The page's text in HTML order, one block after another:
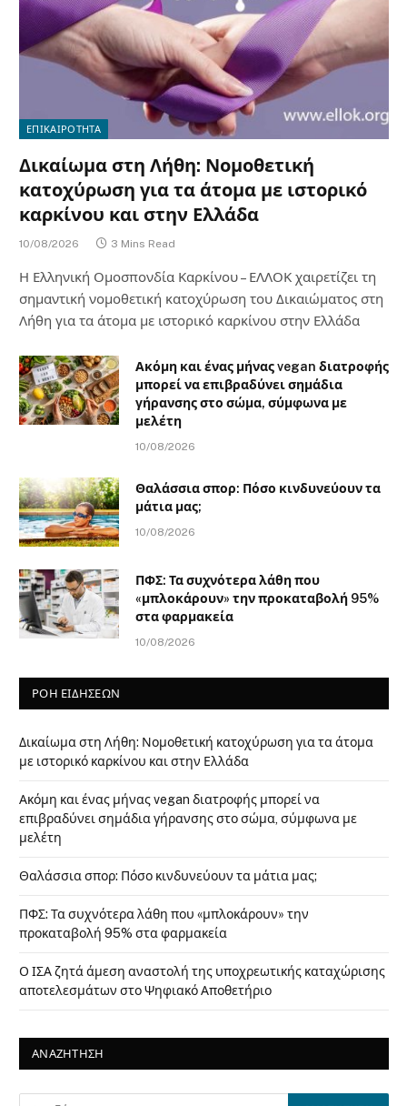
ΕΠΙΚΑΙΡΟΤΗΤΑ
Δικαίωμα στη Λήθη: Νομοθετική
κατοχύρωση για τα άτομα με ιστορικό
καρκίνου και στην Ελλάδα
10/08/2026 3 Mins Read
Η Ελληνική Ομοσπονδία Καρκίνου – ΕΛΛΟΚ χαιρετίζει τη
σημαντική νομοθετική κατοχύρωση του Δικαιώματος στη
Λήθη για τα άτομα με ιστορικό καρκίνου στην Ελλάδα
Ακόμη και ένας μήνας vegan διατροφής
μπορεί να επιβραδύνει σημάδια
γήρανσης στο σώμα, σύμφωνα με
μελέτη
10/08/2026
Θαλάσσια σπορ: Πόσο κινδυνεύουν τα
μάτια μας;
10/08/2026
ΠΦΣ: Τα συχνότερα λάθη που
«μπλοκάρουν» την προκαταβολή 95%
στα φαρμακεία
10/08/2026
ΡΟΗ ΕΙΔΗΣΕΩΝ
Δικαίωμα στη Λήθη: Νομοθετική κατοχύρωση για τα άτομα
με ιστορικό καρκίνου και στην Ελλάδα
Ακόμη και ένας μήνας vegan διατροφής μπορεί να
επιβραδύνει σημάδια γήρανσης στο σώμα, σύμφωνα με
μελέτη
Θαλάσσια σπορ: Πόσο κινδυνεύουν τα μάτια μας;
ΠΦΣ: Τα συχνότερα λάθη που «μπλοκάρουν» την
προκαταβολή 95% στα φαρμακεία
Ο ΙΣΑ ζητά άμεση αναστολή της υποχρεωτικής καταχώρισης
αποτελεσμάτων στο Ψηφιακό Αποθετήριο
ΑΝΑΖΗΤΗΣΗ